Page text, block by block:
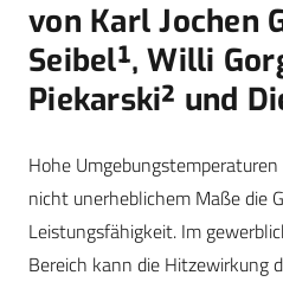
von Karl Jochen
Seibel¹, Willi
Piekarski² und
Hohe
nicht unerheblichem Maße die
Leistungsfähigkeit. Im
Bereich kann die Hitzewirkung